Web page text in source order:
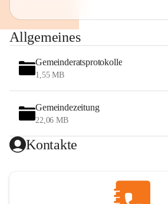
Allgemeines
Gemeinderatsprotokolle
1,55 MB
Gemeindezeitung
22,06 MB
Kontakte